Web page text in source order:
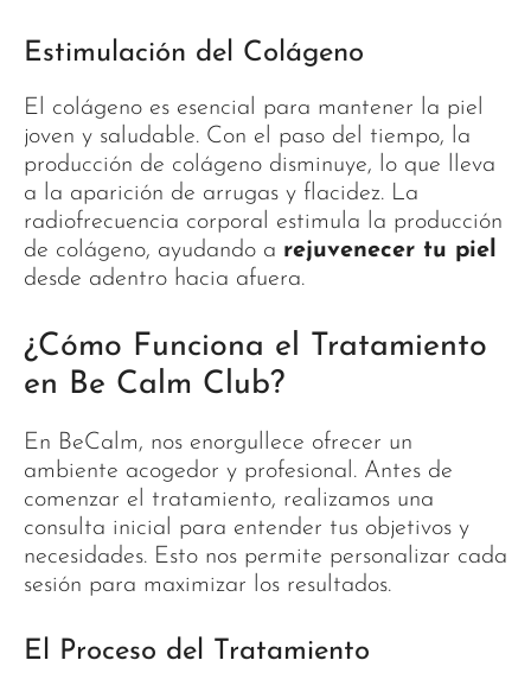
Estimulación del Colágeno
El colágeno es esencial para mantener la piel
joven y saludable. Con el paso del tiempo, la
producción de colágeno disminuye, lo que lleva
a la aparición de arrugas y flacidez. La
radiofrecuencia corporal estimula la producción
de colágeno, ayudando a rejuvenecer tu piel
desde adentro hacia afuera.
¿Cómo Funciona el Tratamiento
en Be Calm Club?
En BeCalm, nos enorgullece ofrecer un
ambiente acogedor y profesional. Antes de
comenzar el tratamiento, realizamos una
consulta inicial para entender tus objetivos y
necesidades. Esto nos permite personalizar cada
sesión para maximizar los resultados.
El Proceso del Tratamiento